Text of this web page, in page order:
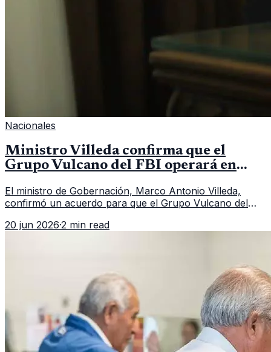
Nacionales
Ministro Villeda confirma que el
Grupo Vulcano del FBI operará en
El ministro de Gobernación, Marco Antonio Villeda,
confirmó un acuerdo para que el Grupo Vulcano del
fallido con la administración anterior del Ministerio
20 jun 2026·2 min read